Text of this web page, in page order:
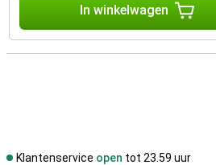
In winkelwagen
Klantenservice open tot 23.59 uur